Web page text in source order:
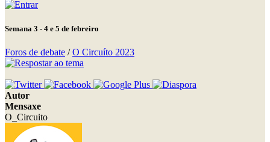
Semana 3 - 4 e 5 de febreiro
Foros de debate /O Circuíto 2023
Autor
Mensaxe
O_Circuito